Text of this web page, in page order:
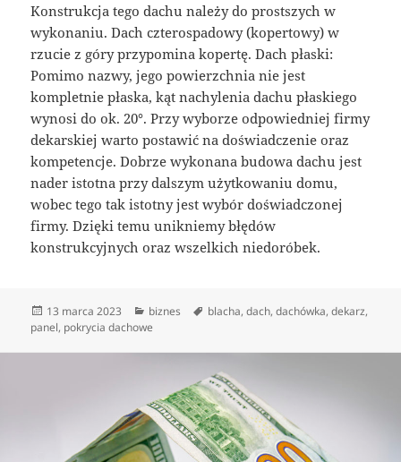
Konstrukcja tego dachu należy do prostszych w
wykonaniu. Dach czterospadowy (kopertowy) w
rzucie z góry przypomina kopertę. Dach płaski:
Pomimo nazwy, jego powierzchnia nie jest
kompletnie płaska, kąt nachylenia dachu płaskiego
wynosi do ok. 20°. Przy wyborze odpowiedniej firmy
dekarskiej warto postawić na doświadczenie oraz
kompetencje. Dobrze wykonana budowa dachu jest
nader istotna przy dalszym użytkowaniu domu,
wobec tego tak istotny jest wybór doświadczonej
firmy. Dzięki temu unikniemy błędów
konstrukcyjnych oraz wszelkich niedoróbek.
Data
publikacji
13 marca 2023 Kategorie
biznes Tagi
blacha,dach,dachówka,dekarz,
panel, pokrycia dachowe